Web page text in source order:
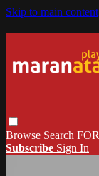
Skip to main content
Browse Search
Subscribe Sign In